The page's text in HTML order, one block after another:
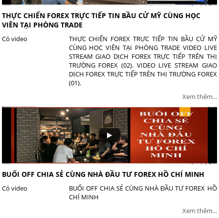
THỰC CHIẾN FOREX TRỰC TIẾP TIN BẦU CỬ MỸ CÙNG HỌC
VIÊN TẠI PHÒNG TRADE
THỰC CHIẾN FOREX TRỰC TIẾP TIN BẦU CỬ MỸ
CÙNG HỌC VIÊN TẠI PHÒNG TRADE VIDEO LIVE
STREAM GIAO DỊCH FOREX TRỰC TIẾP TRÊN THỊ
TRƯỜNG FOREX (02). VIDEO LIVE STREAM GIAO
DỊCH FOREX TRỰC TIẾP TRÊN THỊ TRƯỜNG FOREX
(01).
Có video
Xem thêm...
BUỔI OFF CHIA SẺ CÙNG NHÀ ĐẦU TƯ FOREX HỒ CHÍ MINH
BUỔI OFF CHIA SẺ CÙNG NHÀ ĐẦU TƯ FOREX HỒ
CHÍ MINH
Có video
Xem thêm...